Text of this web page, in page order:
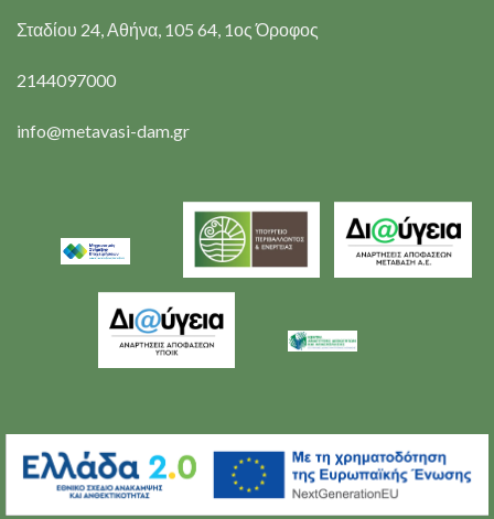
Σταδίου 24, Αθήνα, 105 64, 1ος Όροφος
2144097000
info@metavasi-dam.gr